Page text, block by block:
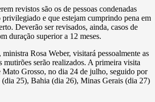
revistos são os de pessoas condenadas
e que estejam cumprindo pena em
Deverão ser revisados, ainda, casos de
duração superior a 12 meses.
Rosa Weber, visitará pessoalmente as
mutirões serão realizados. A primeira visita
Mato Grosso, no dia 24 de julho, seguido por
25), Bahia (dia 26), Minas Gerais (dia 27)